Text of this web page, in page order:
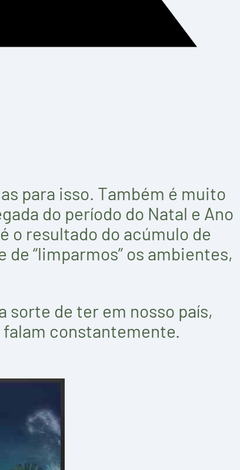
para isso. Também é muito
do período do Natal e Ano
o resultado do acúmulo de
“limparmos” os ambientes,
sorte de ter em nosso país,
constantemente.